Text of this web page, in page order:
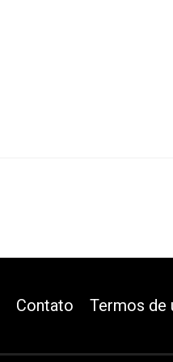
Contato Termos de